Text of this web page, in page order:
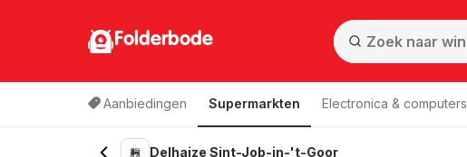
Folderbode
Aanbiedingen Supermarkten Electronica & computers
Delhaize Sint-Job-in-'t-Goor